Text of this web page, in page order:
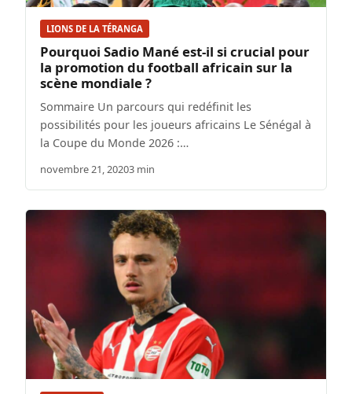
LIONS DE LA TÉRANGA
Pourquoi Sadio Mané est-il si crucial pour
la promotion du football africain sur la
scène mondiale ?
Sommaire Un parcours qui redéfinit les
possibilités pour les joueurs africains Le Sénégal à
la Coupe du Monde 2026 :…
novembre 21, 20203 min